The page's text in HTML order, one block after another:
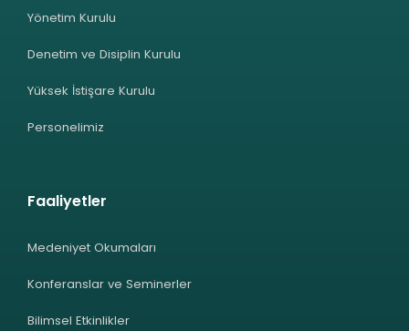
Yönetim Kurulu
Denetim ve Disiplin Kurulu
Yüksek İstişare Kurulu
Personelimiz
Faaliyetler
Medeniyet Okumaları
Konferanslar ve Seminerler
Bilimsel Etkinlikler